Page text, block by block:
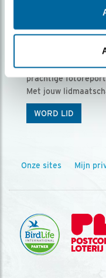
Ontvang 5 x
Vogels is het
prachtige
Met jouw
WORD LID
Onze sites Mijn